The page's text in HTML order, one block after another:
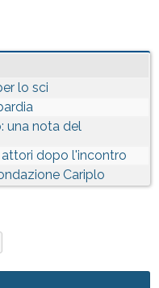
lo sci
una nota del
dopo l'incontro
Cariplo